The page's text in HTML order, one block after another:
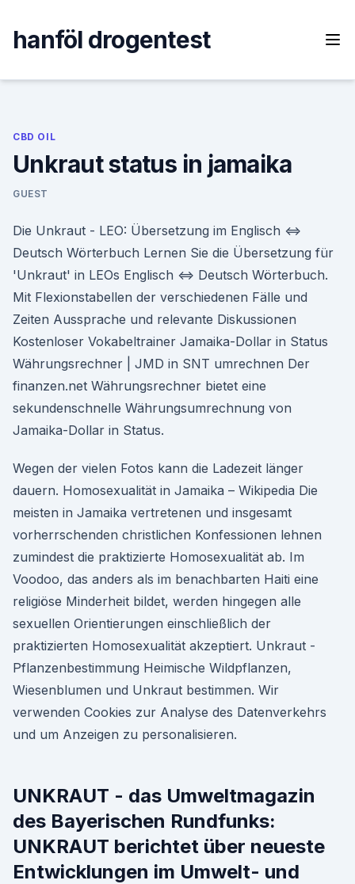
content
hanföl drogentest
CBD OIL
Unkraut status in jamaika
GUEST
Die Unkraut - LEO: Übersetzung im Englisch ⇔
Deutsch Wörterbuch Lernen Sie die Übersetzung für
'Unkraut' in LEOs Englisch ⇔ Deutsch Wörterbuch.
Mit Flexionstabellen der verschiedenen Fälle und
Zeiten Aussprache und relevante Diskussionen
Kostenloser Vokabeltrainer Jamaika-Dollar in Status
Währungsrechner | JMD in SNT umrechnen Der
finanzen.net Währungsrechner bietet eine
sekundenschnelle Währungsumrechnung von
Jamaika-Dollar in Status.
Wegen der vielen Fotos kann die Ladezeit länger
dauern. Homosexualität in Jamaika – Wikipedia Die
meisten in Jamaika vertretenen und insgesamt
vorherrschenden christlichen Konfessionen lehnen
zumindest die praktizierte Homosexualität ab. Im
Voodoo, das anders als im benachbarten Haiti eine
religiöse Minderheit bildet, werden hingegen alle
sexuellen Orientierungen einschließlich der
praktizierten Homosexualität akzeptiert. Unkraut -
Pflanzenbestimmung Heimische Wildpflanzen,
Wiesenblumen und Unkraut bestimmen. Wir
verwenden Cookies zur Analyse des Datenverkehrs
und um Anzeigen zu personalisieren.
UNKRAUT - das Umweltmagazin
des Bayerischen Rundfunks:
UNKRAUT berichtet über neueste
Entwicklungen im Umwelt- und